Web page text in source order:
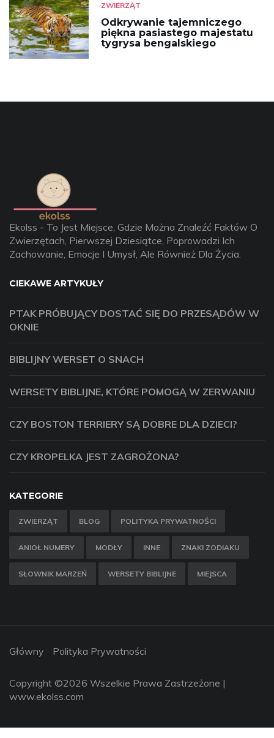
ZWIERZĄT
Odkrywanie tajemniczego
piękna pasiastego majestatu
tygrysa bengalskiego
Ekolss - To Jest Miejsce, Gdzie Można Znaleźć Faktów O
Zwierzętach, Pierwszej Dziesiątce, Poprowadzi Ich
Zachowanie, Emocje I Umysł, Ale Również Dla Życia.
CIEKAWE ARTYKUŁY
PTAK PRÓBUJĄCY DOSTAĆ SIĘ DO PRZESĄDÓW W
OKNIE
BIBLIJNY WERSET O SNACH
WERSETY BIBLIJNE, KTÓRE POMOGĄ W ZERWANIU
CZY BOSTON TERRIERY SĄ DOBRE DLA DZIECI?
CZY KROPELKA JEST ZAGROŻONA?
KATEGORIE
ZWIERZĄT BLOG POLITYKA PRYWATNOŚCI
ANIOŁ NUMERY MODŁY INNE ZNAKI ZODIAKU
SŁOWNIK MARZEŃ WERSETY BIBLIJNE MIEJSCA
Główny Polityka Prywatności
Copyright ©2026 Wszelkie Prawa Zastrzeżone |
www.ekolss.com